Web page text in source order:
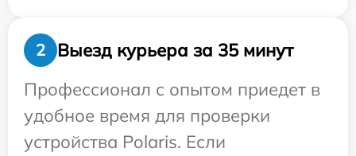
2
Выезд курьера за 35 минут
Профессионал с опытом приедет в
удобное время для проверки
устройства Polaris. Если